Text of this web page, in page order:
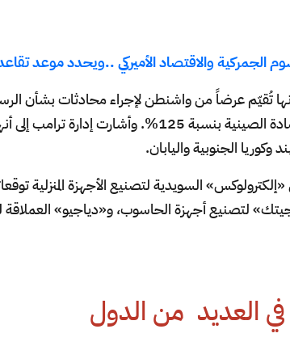
الجمركية والاقتصاد الأميركي ..ويحدد موعد
تُقيّم عرضاً من واشنطن لإجراء محادثات بشأن
الأميركية البالغة 145%، والرسوم المضادة الصينية بنسبة 125%.
وكوريا الجنوبية واليابان.
السويدية لتصنيع الأجهزة المنزلية
لتصنيع أجهزة الحاسوب، و«دياجيو» العملاقة
العديد من الدول